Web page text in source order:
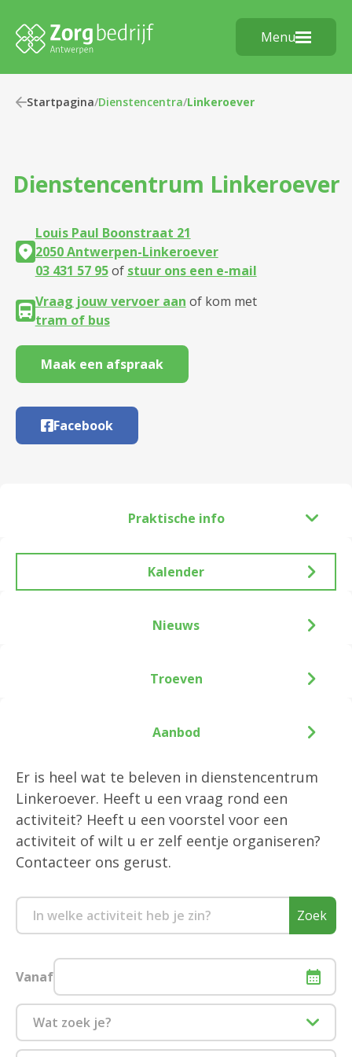
Menu
Startpagina/Dienstencentra/Linkeroever
Dienstencentrum Linkeroever
Louis Paul Boonstraat 21
2050 Antwerpen-Linkeroever
03 431 57 95of stuur ons een e-mail
Vraag jouw vervoer aan of kom met
tram of bus
Maak een afspraak
Facebook
Praktische info
Kalender
Er is heel wat te beleven in dienstencentrum
Linkeroever. Heeft u een vraag rond een
activiteit? Heeft u een voorstel voor een
activiteit of wilt u er zelf eentje organiseren?
Contacteer ons gerust.
Zoek
Vanaf
Wat zoek je?
Nieuws
Troeven
Aanbod